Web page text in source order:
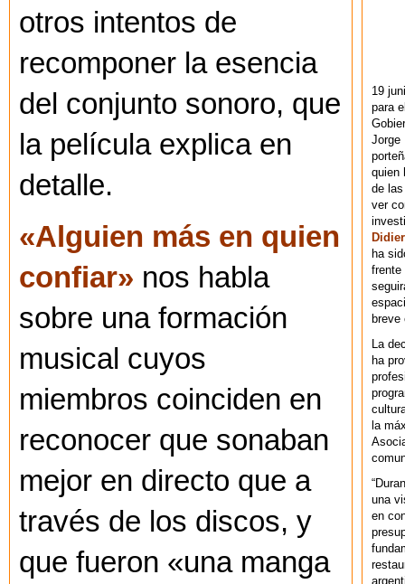
otros intentos de
recomponer la esencia
del conjunto sonoro, que
la película explica en
detalle.
«Alguien más en quien
confiar» nos habla
sobre una formación
musical cuyos
miembros coinciden en
reconocer que sonaban
mejor en directo que a
través de los discos, y
que fueron «una manga
19
para
Jorge
quien
de
ver
Didier
ha
frente
breve
La
ha
la
una
en